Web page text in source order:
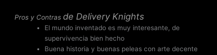
Pros y Contras de Delivery Knights
El mundo inventado es muy interesante, de
supervivencia bien hecho
Buena historia y buenas peleas con arte decente